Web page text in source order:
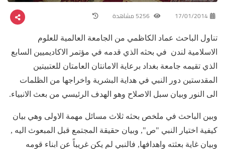
17/01/2014
تناول الباحث عماد الكاظمي من الجامعة العالمية للعلوم
الاسلامية لندن في بحثه الذي قدمه في مؤتمر الاكاديميين السابع
الذي تقيمه جامعة بغداد برعاية الامانتان العامتان للعتبيتين
المقدستين دور النبي في هداية البشرية واخراجها من الظلمات
الى النور وبيان سبل الاصلاح وهو الهدف الرئيسي من بعث الانبياء.
وبين الباحث في ملخص بحثه ثلاث مسائل مهمة الاولى وهي بيان
كيفية اختيار النبي "ص", وبيان حقيقة المجتمع قبل المبعوث اليه ,
وبيان غاية بعثته واهدافها, فالنبي لم يكن غريباً عن ابناء قومه